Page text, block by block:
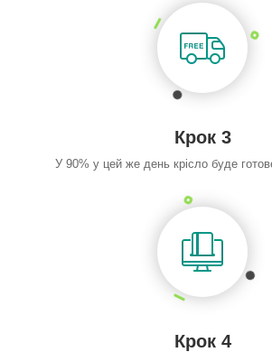
Крок 3
У 90% у цей же день крісло буде
Крок 4